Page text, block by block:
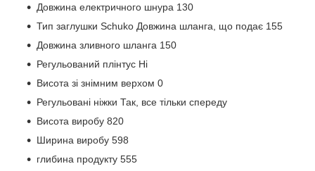
Довжина електричного шнура 130
Тип заглушки Schuko Довжина шланга, що подає 155
Довжина зливного шланга 150
Регульований плінтус Ні
Висота зі знімним верхом 0
Регульовані ніжки Так, все тільки спереду
Висота виробу 820
Ширина виробу 598
глибина продукту 555